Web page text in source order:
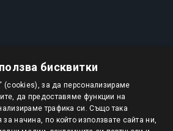
АБОНИРАНЕ
бисквитки
(cookies), за да персонализираме
да предоставяме функции на
трафика си. Също така
начина, по който използвате сайта ни,